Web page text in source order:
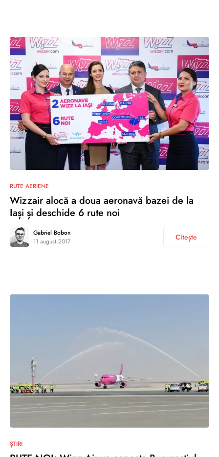
RUTE AERIENE
Wizzair alocă a doua aeronavă bazei de la
Iași și deschide 6 rute noi
Gabriel Bobon
11 august 2017
Citește
ȘTIRI